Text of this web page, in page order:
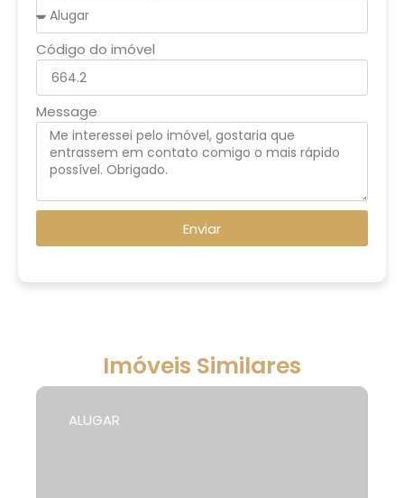
Código do imóvel
Message
Enviar
Imóveis Similares
ALUGAR